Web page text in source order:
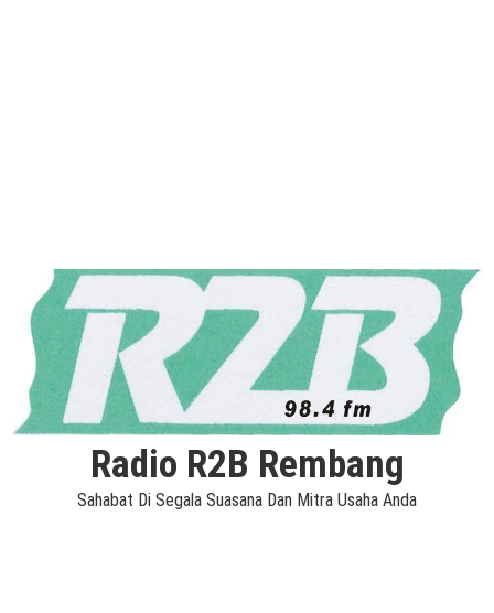
Radio R2B Rembang
Sahabat Di Segala Suasana Dan Mitra Usaha Anda